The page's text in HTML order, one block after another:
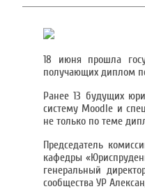
18 июня прошла
получающих диплом
Ранее 13 будущих
систему Moodle и
не только по теме
Председатель
кафедры
генеральный
сообщества УР